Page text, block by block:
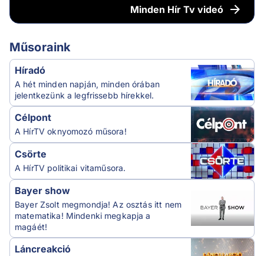
Minden Hír Tv videó
Műsoraink
Híradó
A hét minden napján, minden órában
jelentkezünk a legfrissebb hírekkel.
Célpont
A HírTV oknyomozó műsora!
Csörte
A HírTV politikai vitaműsora.
Bayer show
Bayer Zsolt megmondja! Az osztás itt nem
matematika! Mindenki megkapja a
magáét!
Láncreakció